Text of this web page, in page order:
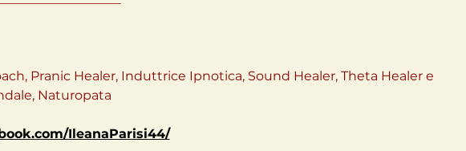
Pranic Healer, Induttrice Ipnotica, Sound Healer, Theta Healer e
Naturopata
IleanaParisi44/